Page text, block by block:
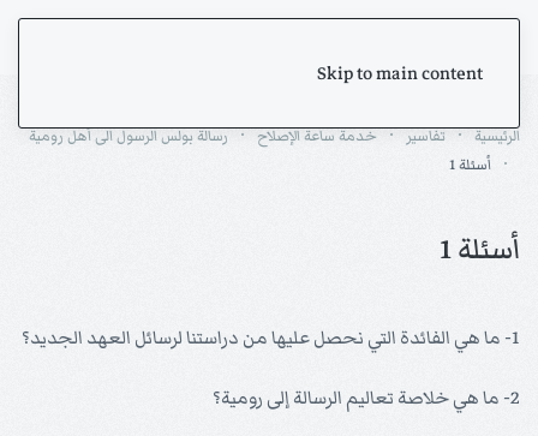
Skip to main content
الرئيسية تفاسير خدمة ساعة الإصلاح
رسالة بولس الرسول الى أهل رومية
أسئلة 1
أسئلة 1
1- ما هي الفائدة التي نحصل عليها من دراستنا لرسائل العهد الجديد؟
2- ما هي خلاصة تعاليم الرسالة إلى رومية؟